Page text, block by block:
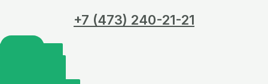
+7 (473) 240-21-21